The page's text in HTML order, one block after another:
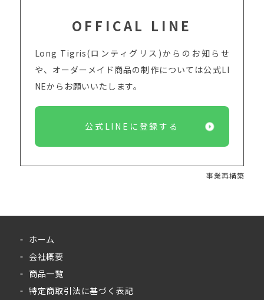
OFFICAL LINE
Long Tigris(ロンティグリス)からのお知らせ
や、オーダーメイド商品の制作については公式LI
NEからお願いいたします。
公式LINEに登録する
事業再構築
ホーム
会社概要
商品一覧
特定商取引法に基づく表記